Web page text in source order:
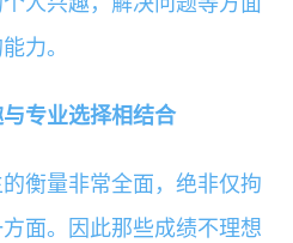
力。
专业选择相结合
衡量非常全面，绝非仅拘
面。因此那些成绩不理想